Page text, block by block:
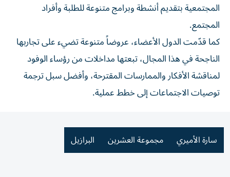
المجتمعية بتقديم أنشطة وبرامج متنوعة للطلبة وأفراد
المجتمع.
كما قدّمت الدول الأعضاء، عروضاً متنوعة تضيء على تجاربها
الناجحة في هذا المجال، تبعتها مداخلات من رؤساء الوفود
لمناقشة الأفكار والممارسات المقترحة، وأفضل سبل ترجمة
توصيات الاجتماعات إلى خطط عملية.
سارة الأميري مجموعة العشرين البرازيل